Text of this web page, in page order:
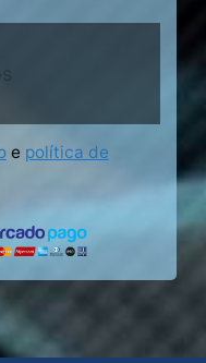
e política de